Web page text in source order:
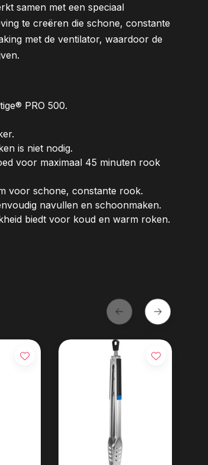
samen met een speciaal
te creëren die schone, constante
met de ventilator, waardoor de
PRO 500.
is niet nodig.
voor maximaal 45 minuten rook
voor schone, constante rook.
navullen en schoonmaken.
biedt voor koud en warm roken.